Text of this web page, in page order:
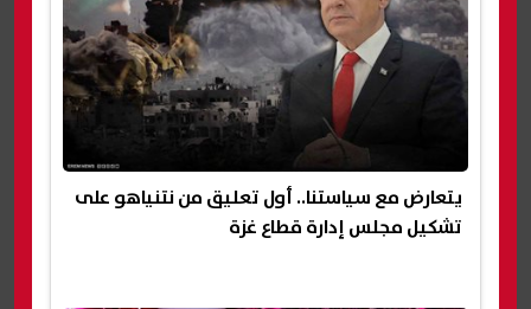
يتعارض مع سياستنا.. أول تعليق من نتنياهو على
تشكيل مجلس إدارة قطاع غزة